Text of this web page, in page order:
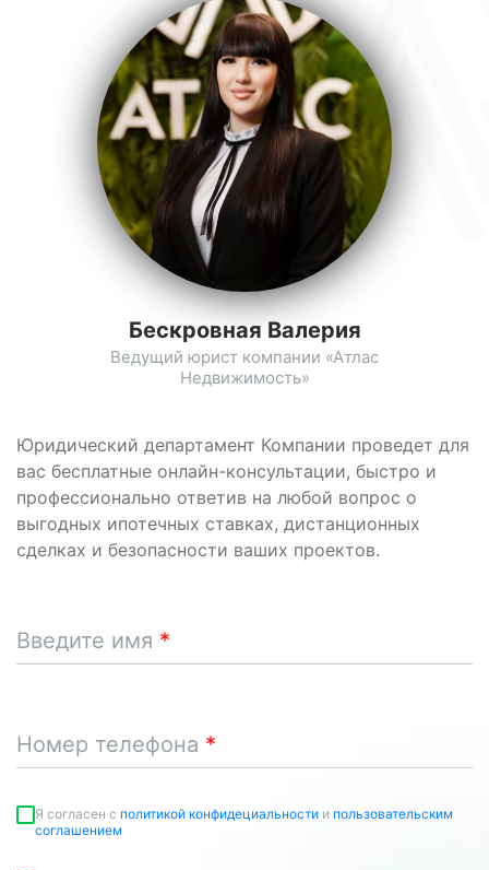
Юридический департамент Компании проведет для
вас бесплатные онлайн-консультации, быстро и
профессионально ответив на любой вопрос о
выгодных ипотечных ставках, дистанционных
сделках и безопасности ваших проектов.
Введите имя
Номер телефона
Я согласен c политикой конфидециальности и пользовательским
соглашением
Бескровная Валерия
Ведущий юрист компании «Атлас
Недвижимость»